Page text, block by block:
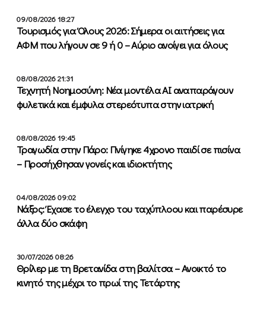
09/08/2026 18:27
Τουρισμός για Όλους 2026: Σήμερα οι αιτήσεις για
ΑΦΜ που λήγουν σε 9 ή 0 – Αύριο ανοίγει για όλους
08/08/2026 21:31
Τεχνητή Νοημοσύνη: Νέα μοντέλα ΑΙ αναπαράγουν
φυλετικά και έμφυλα στερεότυπα στην ιατρική
08/08/2026 19:45
Τραγωδία στην Πάρο: Πνίγηκε 4χρονο παιδί σε πισίνα
– Προσήχθησαν γονείς και ιδιοκτήτης
04/08/2026 09:02
Νάξος: Έχασε το έλεγχο του ταχύπλοου και παρέσυρε
άλλα δύο σκάφη
30/07/2026 08:26
Θρίλερ με τη Βρετανίδα στη βαλίτσα – Ανοικτό το
κινητό της μέχρι το πρωί της Τετάρτης